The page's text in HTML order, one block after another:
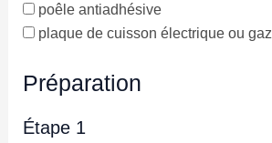
poêle antiadhésive
plaque de cuisson électrique ou gaz
Préparation
Étape 1